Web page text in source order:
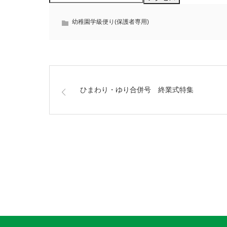
幼稚園学級便り(保護者専用)
ひまわり・ゆり合併号 終業式特集